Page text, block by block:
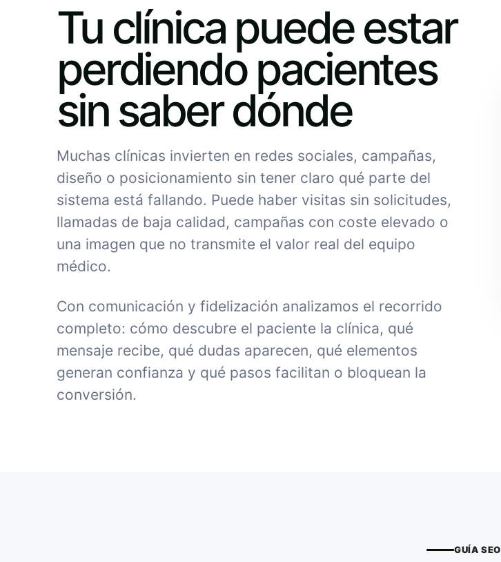
Tu clínica puede estar
perdiendo pacientes
sin saber dónde
Muchas clínicas invierten en redes sociales, campañas,
diseño o posicionamiento sin tener claro qué parte del
sistema está fallando. Puede haber visitas sin solicitudes,
llamadas de baja calidad, campañas con coste elevado o
una imagen que no transmite el valor real del equipo
médico.
Con comunicación y fidelización analizamos el recorrido
completo: cómo descubre el paciente la clínica, qué
mensaje recibe, qué dudas aparecen, qué elementos
generan confianza y qué pasos facilitan o bloquean la
conversión.
GUÍA SEO